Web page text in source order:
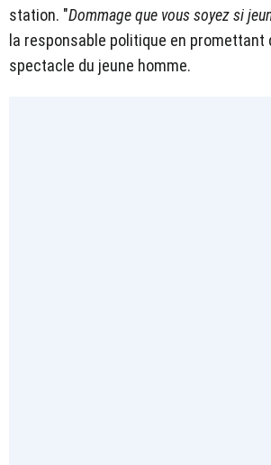
station. "Dommage que vous soyez si
la responsable politique en promettant
spectacle du jeune homme.